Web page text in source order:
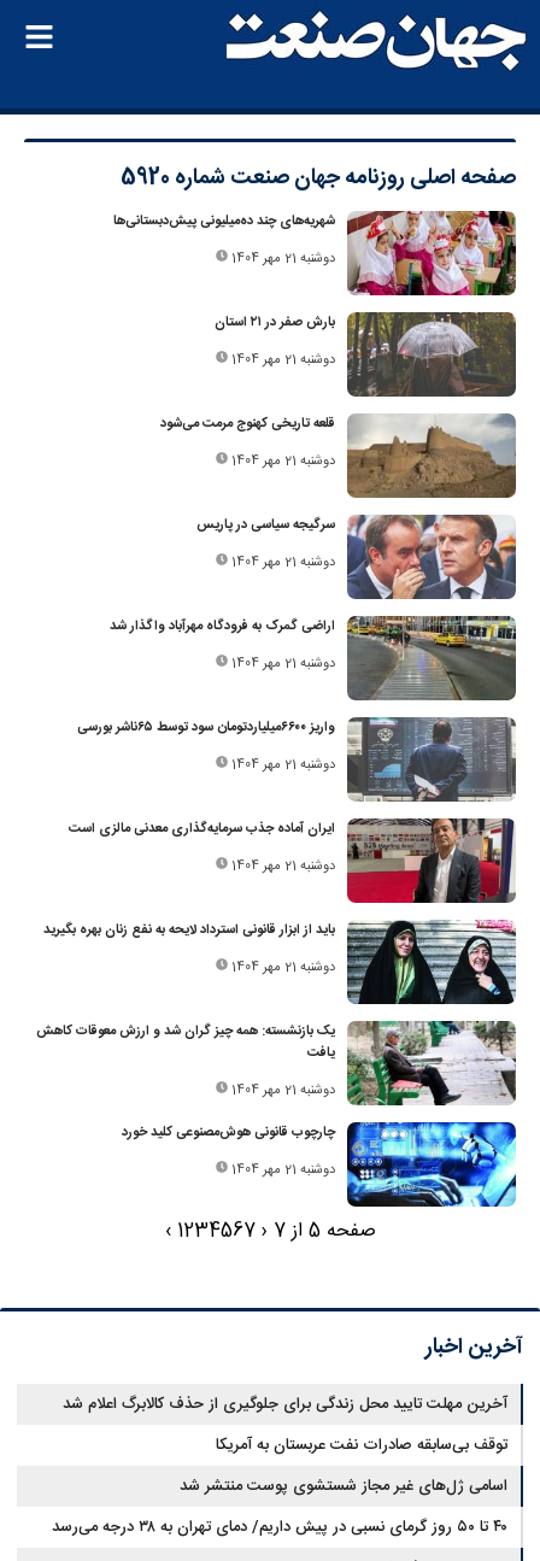
صفحه اصلی روزنامه جهان صنعت شماره 5920
شهریه‌های چند ده‌میلیونی پیش‌دبستانی‌ها
دوشنبه 21 مهر 1404
بارش صفر در ۲۱ استان
دوشنبه 21 مهر 1404
قلعه تاریخی کهنوج مرمت می‌شود
دوشنبه 21 مهر 1404
سرگیجه سیاسی در پاریس
دوشنبه 21 مهر 1404
اراضی گمرک به فرودگاه مهرآباد واگذار شد
دوشنبه 21 مهر 1404
واریز ۶۶۰۰‌میلیاردتومان سود توسط ۶۵ناشر بورسی
دوشنبه 21 مهر 1404
ایران آماده جذب سرمایه‌گذاری معدنی مالزی است
دوشنبه 21 مهر 1404
باید از ابزار قانونی استرداد لایحه به نفع زنان بهره بگیرید
دوشنبه 21 مهر 1404
یک بازنشسته: همه چیز گران شد و ارزش معوقات کاهش
یافت
دوشنبه 21 مهر 1404
چارچوب قانونی هوش‌مصنوعی کلید خورد
دوشنبه 21 مهر 1404
صفحه 5 از 7 ‹
1234567
›
آخرین اخبار
آخرین مهلت تایید محل زندگی برای جلوگیری از حذف کالابرگ اعلام شد
توقف بی‌سابقه صادرات نفت عربستان به آمریکا
اسامی ژل‌های غیر مجاز شستشوی پوست منتشر شد
۴۰ تا ۵۰ روز گرمای نسبی در پیش داریم/ دمای تهران به ۳۸ درجه می‌رسد